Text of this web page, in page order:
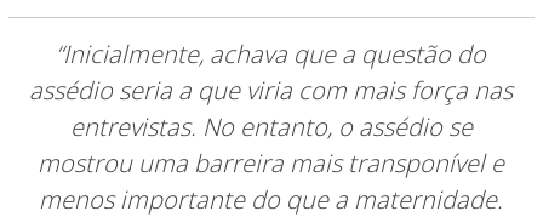
“Inicialmente, achava que a questão do
assédio seria a que viria com mais força nas
entrevistas. No entanto, o assédio se
mostrou uma barreira mais transponível e
menos importante do que a maternidade.